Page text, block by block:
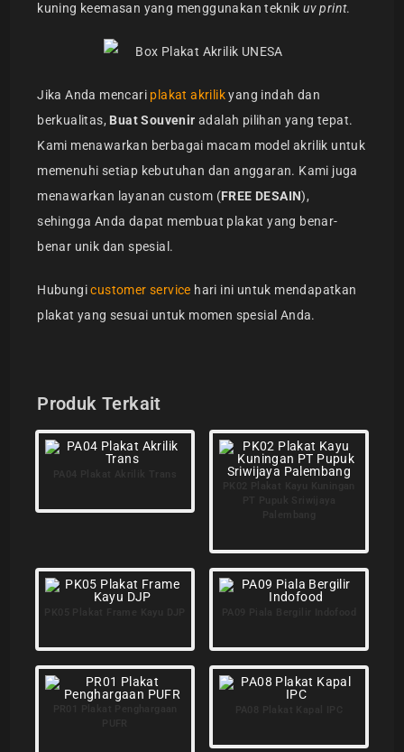
kuning keemasan yang menggunakan teknikuv print.
Jika Anda mencari plakat akrilikyang indah dan
berkualitas, Buat Souvenir adalah pilihan yang tepat.
Kami menawarkan berbagai macam model akrilik untuk
memenuhi setiap kebutuhan dan anggaran. Kami juga
menawarkan layanan custom (FREE DESAIN),
sehingga Anda dapat membuat plakat yang benar-
benar unik dan spesial.
Hubungicustomer service hari ini untuk mendapatkan
plakat yang sesuai untuk momen spesial Anda.
Produk Terkait